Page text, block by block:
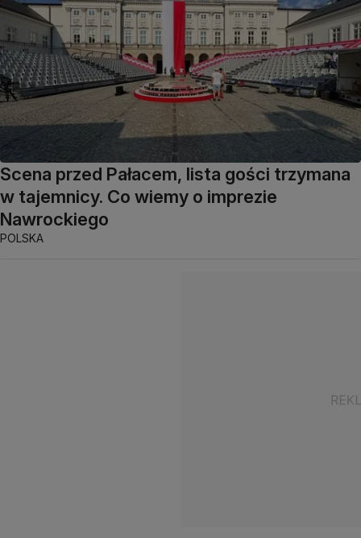
Scena przed Pałacem, lista gości trzymana
w tajemnicy. Co wiemy o imprezie
Nawrockiego
POLSKA